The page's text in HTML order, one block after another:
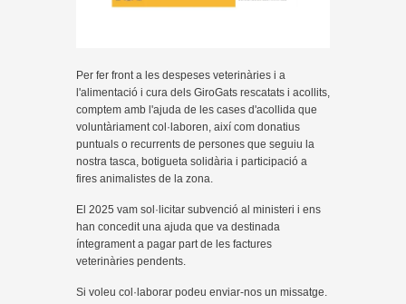
Per fer front a les despeses veterinàries i a
l'alimentació i cura dels GiroGats rescatats i acollits,
comptem amb l'ajuda de les cases d'acollida que
voluntàriament col·laboren, així com donatius
puntuals o recurrents de persones que seguiu la
nostra tasca, botigueta solidària i participació a
fires animalistes de la zona.
El 2025 vam sol·licitar subvenció al ministeri i ens
han concedit una ajuda que va destinada
íntegrament a pagar part de les factures
veterinàries pendents.
Si voleu col·laborar podeu enviar-nos un missatge.